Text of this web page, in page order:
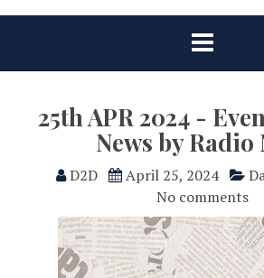
25th APR 2024 -
News by Radio
D2D April 25, 2024
No comments